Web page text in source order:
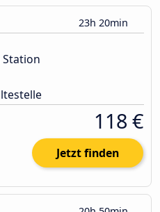
23h 20min
Station
118 €
Jetzt finden